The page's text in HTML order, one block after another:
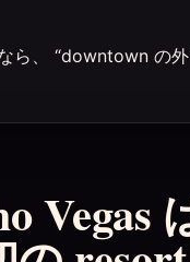
ら、 “downtown の
Vegas